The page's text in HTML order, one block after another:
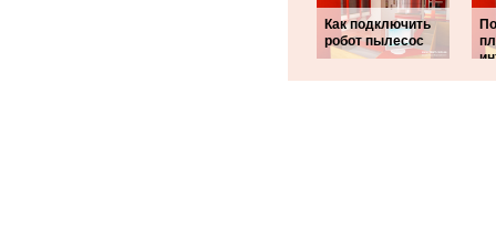
Как подключить
робот пылесос